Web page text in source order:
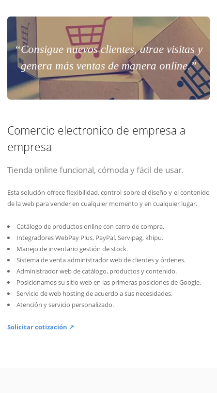
“Consigue nuevos clientes, atrae visitas y
genera más ventas de manera online.”
Comercio electronico de empresa a
empresa
Tienda online funcional, cómoda y fácil de usar.
Esta solución ofrece flexibilidad, control sobre el diseño y el contenido
de la web para vender en cualquier momento y en cualquier lugar.
Catálogo de productos online con carro de compra.
Integradores WebPay Plus, PayPal, Servipag, khipu.
Manejo de inventario gestión de stock.
Sistema de venta administrador web de clientes y órdenes.
Administrador web de catálogo, productos y contenido.
Posicionamos su sitio web en las primeras posiciones de Google.
Servicio de web hosting de acuerdo a sus necesidades.
Atención y servicio personalizado.
Solicitar cotización ↗